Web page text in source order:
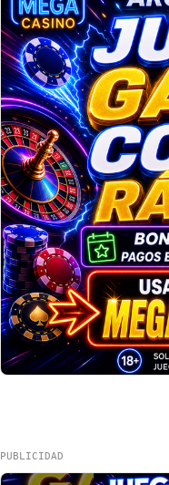
PUBLICIDAD